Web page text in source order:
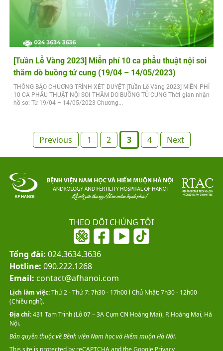
[Tuần Lễ Vàng 2023] Miễn phí 10 ca phẫu thuật nội soi
thăm dò buồng tử cung (19/04 – 14/05/2023)
THÔNG BÁO CHƯƠNG TRÌNH XÉT DUYỆT [Tuần Lễ Vàng 2023] MIỄN PHÍ
10 CA PHẪU THUẬT NỘI SOI THĂM DO BUỒNG TỬ CUNG Thời gian nhận
hồ sơ: Từ 19/04 – 14/05/2023 Chương...
pagination
Previous 1 2 3 4 Next
THEO DÕI CHÚNG TÔI
Tổng đài: 024.3634.3636
Hotline: 090.222.1268
Email: contact@afhanoi.com
This site is protected by reCAPTCHA and the GooglePrivacy
Lịch làm việc:Thứ 2 - Thứ 7: 7h30 - 17h00 l Chủ Nhật: 7h30 - 12h00
(Chiều nghỉ).
Địa chỉ:431 Tam Trinh (Lô 07 – 3A Cụm CN Hoàng Mai), P. Hoàng Mai, Hà
Nội.
Bản quyền thuộc về Bệnh viện Nam học và Hiếm muộn Hà Nội.